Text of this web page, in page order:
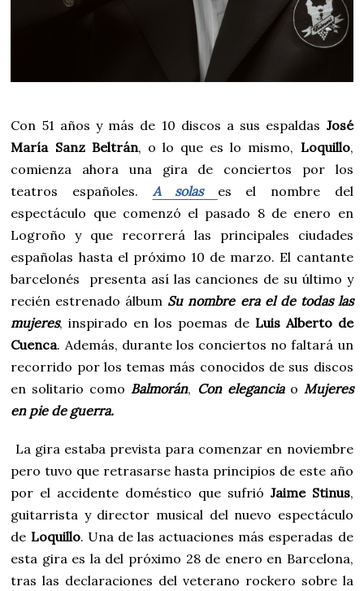
Con 51 años y más de 10 discos a sus espaldas José
María Sanz Beltrán, o lo que es lo mismo, Loquillo,
comienza ahora una gira de conciertos por los
teatros españoles. A solas
es el nombre del
espectáculo que comenzó el pasado 8 de enero en
Logroño y que recorrerá las principales ciudades
españolas hasta el próximo 10 de marzo. El cantante
barcelonés presenta así las canciones de su último y
recién estrenado álbum Su nombre era el de todas las
mujeres, inspirado en los poemas de Luis Alberto de
Cuenca. Además, durante los conciertos no faltará un
recorrido por los temas más conocidos de sus discos
en solitario como Balmorán, Con eleganciao Mujeres
en pie de guerra.
La gira estaba prevista para comenzar en noviembre
pero tuvo que retrasarse hasta principios de este año
por el accidente doméstico que sufrió Jaime Stinus,
guitarrista y director musical del nuevo espectáculo
de Loquillo. Una de las actuaciones más esperadas de
esta gira es la del próximo 28 de enero en Barcelona,
tras las declaraciones del veterano rockero sobre la